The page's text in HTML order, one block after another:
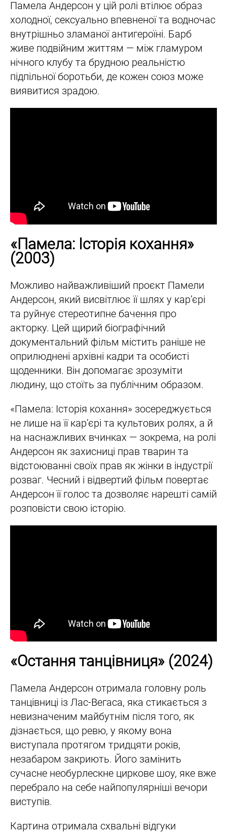
Памела Андерсон у цій ролі втілює образ
холодної, сексуально впевненої та водночас
внутрішньо зламаної антигероїні. Барб
живе подвійним життям — між гламуром
нічного клубу та брудною реальністю
підпільної боротьби, де кожен союз може
виявитися зрадою.
«Памела: Історія кохання»
(2003)
Можливо найважливіший проєкт Памели
Андерсон, який висвітлює її шлях у кар’єрі
та руйнує стереотипне бачення про
акторку. Цей щирий біографічний
документальний фільм містить раніше не
оприлюднені архівні кадри та особисті
щоденники. Він допомагає зрозуміти
людину, що стоїть за публічним образом.
«Памела: Історія кохання» зосереджується
не лише на її кар’єрі та культових ролях, а й
на наснажливих вчинках — зокрема, на ролі
Андерсон як захисниці прав тварин та
відстоюванні своїх прав як жінки в індустрії
розваг. Чесний і відвертий фільм повертає
Андерсон її голос та дозволяє нарешті самій
розповісти свою історію.
«Остання танцівниця» (2024)
Памела Андерсон отримала головну роль
танцівниці із Лас-Вегаса, яка стикається з
невизначеним майбутнім після того, як
дізнається, що ревю, у якому вона
виступала протягом тридцяти років,
незабаром закриють. Його замінить
сучасне необурлескне циркове шоу, яке вже
перебрало на себе найпопулярніші вечори
виступів.
Картина отримала схвальні відгуки